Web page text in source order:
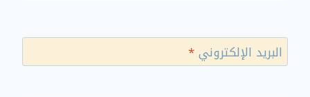
البريد الإلكتروني*